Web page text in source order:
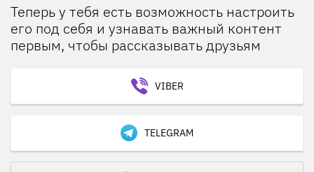
Теперь у тебя есть возможность настроить
его под себя и узнавать важный контент
первым, чтобы рассказывать друзьям
VIBER
TELEGRAM